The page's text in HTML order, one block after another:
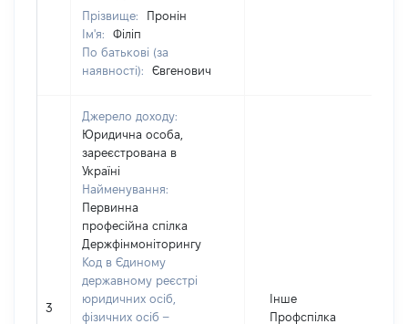
Прізвище:
Пронін
Ім'я:
Філіп
По батькові (за
наявності):
Євгенович
3
Джерело доходу:
Юридична особа,
зареєстрована в
Україні
Найменування:
Первинна
професійна спілка
Держфінмоніторингу
Код в Єдиному
державному реєстрі
юридичних осіб,
фізичних осіб –
Інше
Профспілка